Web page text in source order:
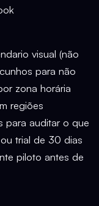
visual (não
para não
zona horária
regiões
para auditar o que
trial de 30 dias
piloto antes de